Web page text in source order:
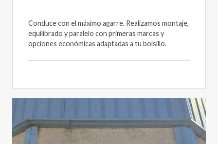
Conduce con el máximo agarre. Realizamos montaje,
equilibrado y paralelo con primeras marcas y
opciones económicas adaptadas a tu bolsillo.